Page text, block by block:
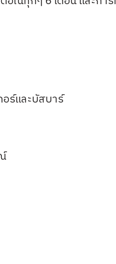
ร์และบัสบาร์